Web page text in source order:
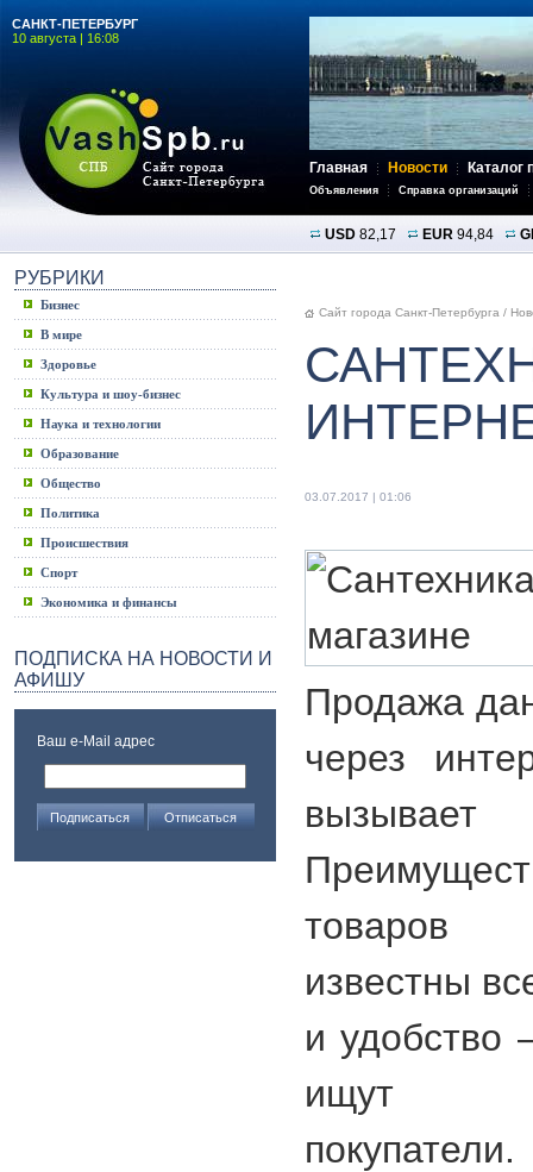
САНКТ-ПЕТЕРБУРГ
10 августа | 16:08
Главная Новости Каталог
Объявления Справка организаций
USD 82,17 EUR 94,84
РУБРИКИ
Бизнес
В мире
Здоровье
Культура и шоу-бизнес
Наука и технологии
Образование
Общество
Политика
Происшествия
Спорт
Экономика и финансы
ПОДПИСКА НА НОВОСТИ И
АФИШУ
Ваш e-Mail адрес
Сайт города Санкт-Петербурга /
03.07.2017 | 01:06
Продажа
через
товаров
известны
и удобство
ищут